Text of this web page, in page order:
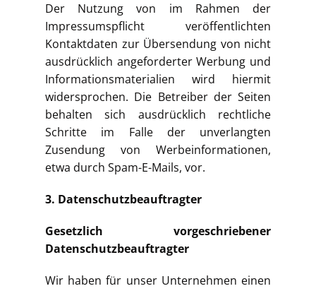
Der Nutzung von im Rahmen der
Impressumspflicht veröffentlichten
Kontaktdaten zur Übersendung von nicht
ausdrücklich angeforderter Werbung und
Informationsmaterialien wird hiermit
widersprochen. Die Betreiber der Seiten
behalten sich ausdrücklich rechtliche
Schritte im Falle der unverlangten
Zusendung von Werbeinformationen,
etwa durch Spam-E-Mails, vor.
3. Datenschutzbeauftragter
Gesetzlich vorgeschriebener
Datenschutzbeauftragter
Wir haben für unser Unternehmen einen